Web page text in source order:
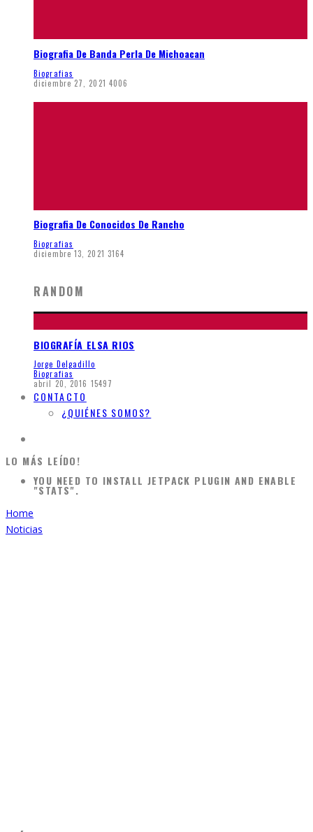
Biografia De Banda Perla De Michoacan
Biografias
diciembre 27, 2021 4006
Biografia De Conocidos De Rancho
Biografias
diciembre 13, 2021 3164
RANDOM
BIOGRAFÍA ELSA RIOS
Jorge Delgadillo
Biografias
abril 20, 2016 15497
CONTACTO
¿QUIÉNES SOMOS?
LO MÁS LEÍDO!
YOU NEED TO INSTALL JETPACK PLUGIN AND ENABLE
"STATS".
Home
Noticias